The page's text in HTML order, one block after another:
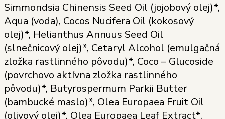
Simmondsia Chinensis Seed Oil (jojobový olej)*,
Aqua (voda), Cocos Nucifera Oil (kokosový
olej)*, Helianthus Annuus Seed Oil
(slnečnicový olej)*, Cetaryl Alcohol (emulgačná
zložka rastlinného pôvodu)*, Coco – Glucoside
(povrchovo aktívna zložka rastlinného
pôvodu)*, Butyrospermum Parkii Butter
(bambucké maslo)*, Olea Europaea Fruit Oil
(olivový olej)*, Olea Europaea Leaf Extract*,